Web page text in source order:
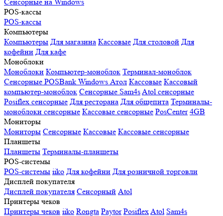
POS-кассы
POS-кассы
Компьютеры
Компьютеры Для магазина Кассовые Для столовой Для
кофейни Для кафе
Моноблоки
Моноблоки Компьютер-моноблок Терминал-моноблок
Сенсорные POSBank Windows Атол Кассовые Кассовый
компьютер-моноблок Сенсорные Sam4sAtol сенсорные
Posiflex сенсорные Для ресторана Для общепита Терминалы-
моноблоки сенсорные Кассовые сенсорные PosCenter 4GB
Мониторы
Мониторы Сенсорные Кассовые Кассовые сенсорные
Планшеты
Планшеты Терминалы-планшеты
POS-системы
POS-системы iiko Для кофейни Для розничной торговли
Дисплей покупателя
Дисплей покупателя Сенсорный Atol
Принтеры чеков
Принтеры чеков iiko Rongta Paytor PosiflexAtol Sam4s